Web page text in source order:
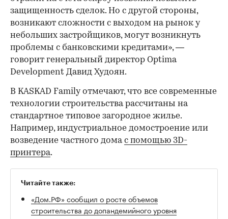
защищенность сделок. Но с другой стороны,
возникают сложности с выходом на рынок у
небольших застройщиков, могут возникнуть
проблемы с банковскими кредитами», —
говорит генеральный директор Optima
Development Давид Худоян.
В KASKAD Family отмечают, что все современные
технологии строительства рассчитаны на
стандартное типовое загородное жилье.
Например, индустриальное домостроение или
возведение частного домас помощью 3D-
принтера.
Читайте также:
«Дом.РФ» сообщил о росте объемов
строительства до допандемийного уровня